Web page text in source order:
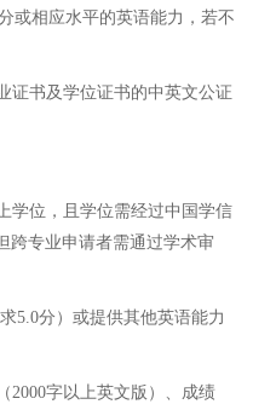
或相应水平的英语能力，若不
证书及学位证书的中英文公证
学位，且学位需经过中国学信
跨专业申请者需通过学术审
5.0分）或提供其他英语能力
2000字以上英文版）、成绩